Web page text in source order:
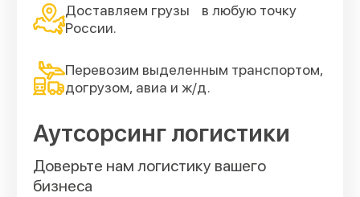
Доставляем грузы в любую точку
России.
Перевозим выделенным транспортом,
догрузом, авиа и ж/д.
Аутсорсинг логистики
Доверьте нам логистику вашего
бизнеса